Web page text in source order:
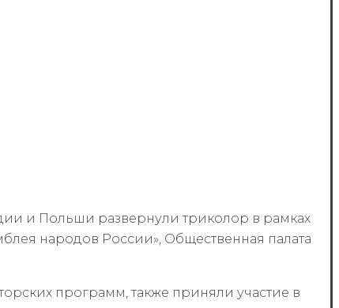
и Польши развернули триколор в рамках
народов России», Общественная палата
программ, также приняли участие в